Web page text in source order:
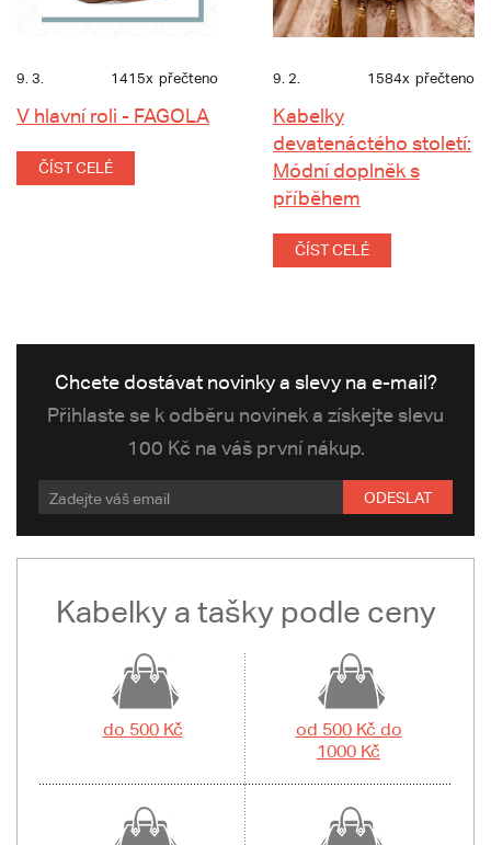
9. 3. 1415x přečteno
V hlavní roli - FAGOLA
ČÍST CELÉ
9. 2. 1584x přečteno
Kabelky
devatenáctého století:
Módní doplněk s
příběhem
ČÍST CELÉ
Chcete dostávat novinky a slevy na e-mail?
Přihlaste se k odběru novinek a získejte slevu
100 Kč na váš první nákup.
ODESLAT
Kabelky a tašky podle ceny
do 500 Kč
od 500 Kč do
1000 Kč